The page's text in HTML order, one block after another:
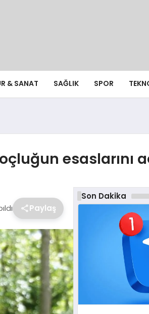
& SANAT SAĞLIK SPOR
esaslarını
Paylaş
Son Dakika